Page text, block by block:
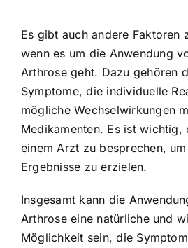
Es gibt auch andere Faktoren
wenn es um die Anwendung
Arthrose geht. Dazu gehören
Symptome, die individuelle
mögliche Wechselwirkungen
Medikamenten. Es ist wichtig,
einem Arzt zu besprechen,
Ergebnisse zu erzielen.
Insgesamt kann die
Arthrose eine natürliche und
Möglichkeit sein, die